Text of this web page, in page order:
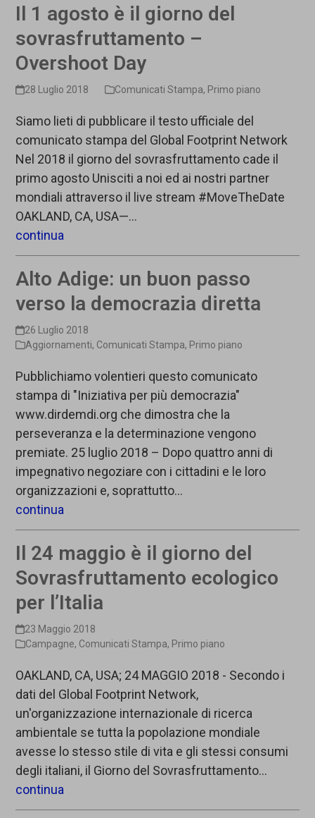
Il 1 agosto è il giorno del
sovrasfruttamento –
Overshoot Day
28 Luglio 2018 Comunicati Stampa, Primo piano
Siamo lieti di pubblicare il testo ufficiale del
comunicato stampa del Global Footprint Network
Nel 2018 il giorno del sovrasfruttamento cade il
primo agosto Unisciti a noi ed ai nostri partner
mondiali attraverso il live stream #MoveTheDate
OAKLAND, CA, USA—…
continua
Alto Adige: un buon passo
verso la democrazia diretta
26 Luglio 2018
Aggiornamenti, Comunicati Stampa, Primo piano
Pubblichiamo volentieri questo comunicato
stampa di "Iniziativa per più democrazia"
www.dirdemdi.org che dimostra che la
perseveranza e la determinazione vengono
premiate. 25 luglio 2018 – Dopo quattro anni di
impegnativo negoziare con i cittadini e le loro
organizzazioni e, soprattutto…
continua
Il 24 maggio è il giorno del
Sovrasfruttamento ecologico
per l’Italia
23 Maggio 2018
Campagne, Comunicati Stampa, Primo piano
OAKLAND, CA, USA; 24 MAGGIO 2018 - Secondo i
dati del Global Footprint Network,
un'organizzazione internazionale di ricerca
ambientale se tutta la popolazione mondiale
avesse lo stesso stile di vita e gli stessi consumi
degli italiani, il Giorno del Sovrasfruttamento…
continua